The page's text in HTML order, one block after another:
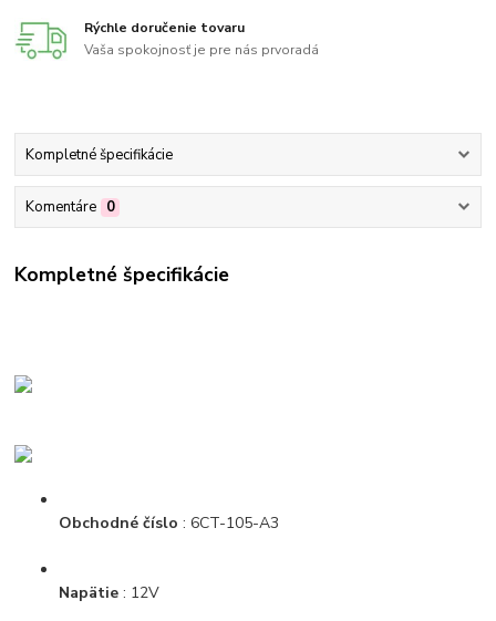
Rýchle doručenie tovaru
Vaša spokojnosť je pre nás prvoradá
Kompletné špecifikácie
Komentáre 0
Kompletné špecifikácie
Obchodné číslo : 6CT-105-A3
Napätie : 12V